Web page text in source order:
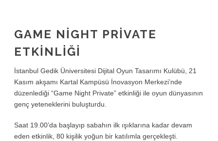
GAME NIGHT PRIVATE
ETKINLIĞI
İstanbul Gedik Üniversitesi Dijital Oyun Tasarımı Kulübü, 21
Kasım akşamı Kartal Kampüsü İnovasyon Merkezi’nde
düzenlediği “Game Night Private” etkinliği ile oyun dünyasının
genç yeteneklerini buluşturdu.
Saat 19.00’da başlayıp sabahın ilk ışıklarına kadar devam
eden etkinlik, 80 kişilik yoğun bir katılımla gerçekleşti.